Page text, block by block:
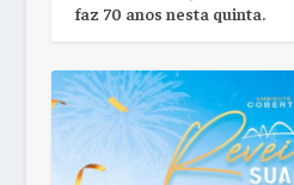
faz 70 anos nesta quinta.